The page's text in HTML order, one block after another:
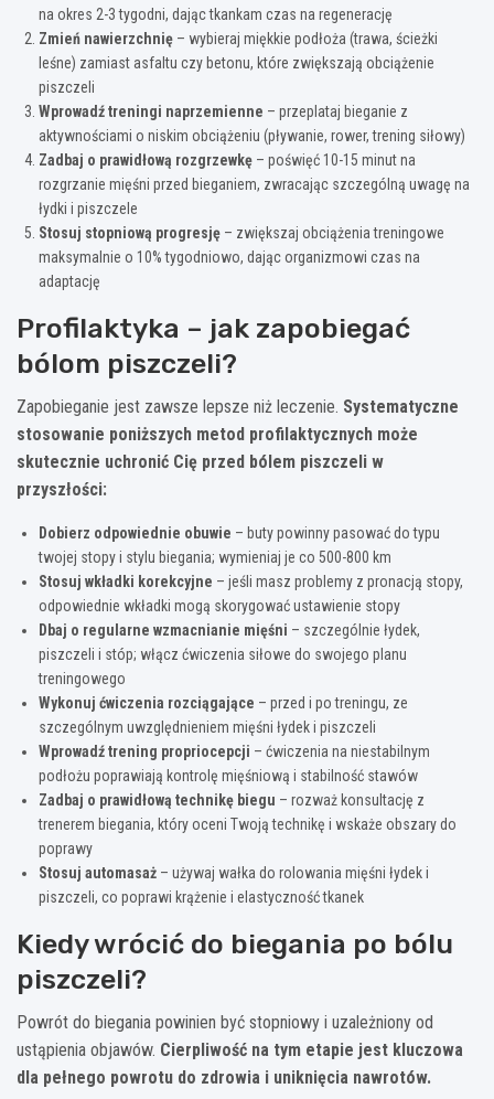
na okres 2-3 tygodni, dając tkankam czas na regenerację
Zmień nawierzchnię – wybieraj miękkie podłoża (trawa, ścieżki
leśne) zamiast asfaltu czy betonu, które zwiększają obciążenie
piszczeli
Wprowadź treningi naprzemienne – przeplataj bieganie z
aktywnościami o niskim obciążeniu (pływanie, rower, trening siłowy)
Zadbaj o prawidłową rozgrzewkę – poświęć 10-15 minut na
rozgrzanie mięśni przed bieganiem, zwracając szczególną uwagę na
łydki i piszczele
Stosuj stopniową progresję – zwiększaj obciążenia treningowe
maksymalnie o 10% tygodniowo, dając organizmowi czas na
adaptację
Profilaktyka – jak zapobiegać
bólom piszczeli?
Zapobieganie jest zawsze lepsze niż leczenie. Systematyczne
stosowanie poniższych metod profilaktycznych może
skutecznie uchronić Cię przed bólem piszczeli w
przyszłości:
Dobierz odpowiednie obuwie – buty powinny pasować do typu
twojej stopy i stylu biegania; wymieniaj je co 500-800 km
Stosuj wkładki korekcyjne – jeśli masz problemy z pronacją stopy,
odpowiednie wkładki mogą skorygować ustawienie stopy
Dbaj o regularne wzmacnianie mięśni – szczególnie łydek,
piszczeli i stóp; włącz ćwiczenia siłowe do swojego planu
treningowego
Wykonuj ćwiczenia rozciągające – przed i po treningu, ze
szczególnym uwzględnieniem mięśni łydek i piszczeli
Wprowadź trening propriocepcji – ćwiczenia na niestabilnym
podłożu poprawiają kontrolę mięśniową i stabilność stawów
Zadbaj o prawidłową technikę biegu – rozważ konsultację z
trenerem biegania, który oceni Twoją technikę i wskaże obszary do
poprawy
Stosuj automasaż – używaj wałka do rolowania mięśni łydek i
piszczeli, co poprawi krążenie i elastyczność tkanek
Kiedy wrócić do biegania po bólu
piszczeli?
Powrót do biegania powinien być stopniowy i uzależniony od
ustąpienia objawów. Cierpliwość na tym etapie jest kluczowa
dla pełnego powrotu do zdrowia i uniknięcia nawrotów.